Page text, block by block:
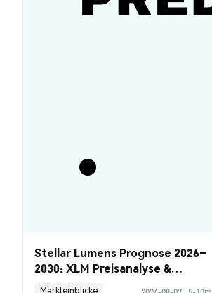
Stellar Lumens Prognose 2026–
2030: XLM Preisanalyse &
Chancen
Markteinblicke